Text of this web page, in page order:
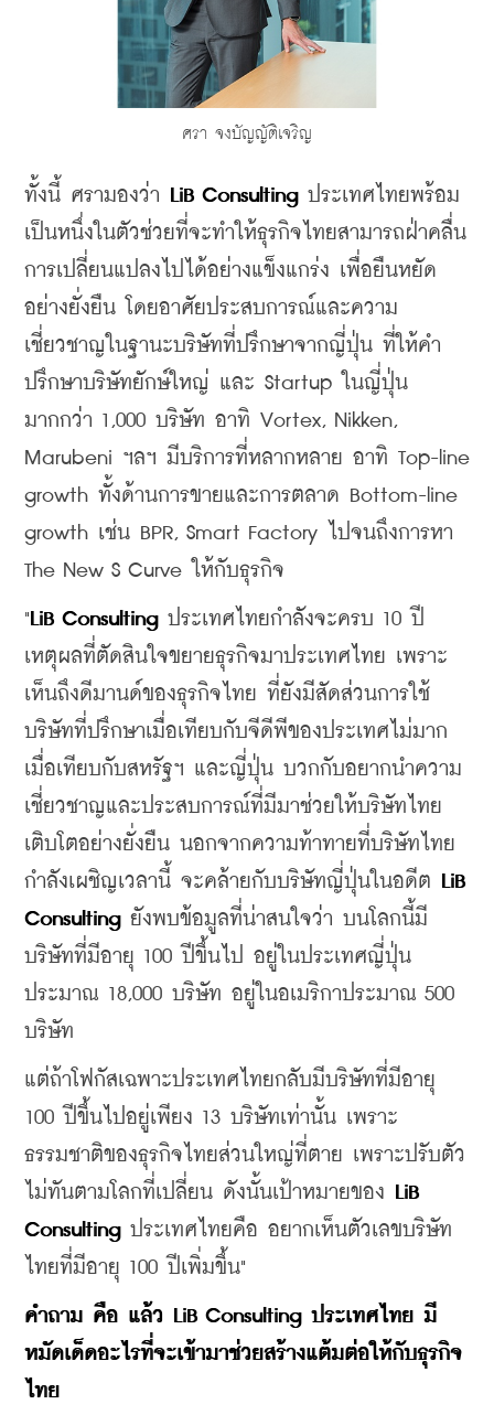
​ศรา จงบัญญัติเจริญ
ทั้งนี้ ศรามองว่า LiB Consulting ประเทศไทยพร้อม
เป็นหนึ่งในตัวช่วยที่จะทำให้ธุรกิจไทยสามารถฝ่าคลื่น
การเปลี่ยนแปลงไปได้อย่างแข็งแกร่ง เพื่อยืนหยัด
อย่างยั่งยืน โดยอาศัยประสบการณ์และความ
เชี่ยวชาญในฐานะบริษัทที่ปรึกษาจากญี่ปุ่น ที่ให้คำ
ปรึกษาบริษัทยักษ์ใหญ่ และ Startup ในญี่ปุ่น
มากกว่า 1,000 บริษัท อาทิ Vortex, Nikken,
Marubeni ฯลฯ มีบริการที่หลากหลาย อาทิ Top-line
growth ทั้งด้านการขายและการตลาด Bottom-line
growth เช่น BPR, Smart Factory ไปจนถึงการหา
The New S Curve ให้กับธุรกิจ
" LiB Consulting ประเทศไทยกำลังจะครบ 10 ปี
เหตุผลที่ตัดสินใจขยายธุรกิจมาประเทศไทย เพราะ
เห็นถึงดีมานด์ของธุรกิจไทย ที่ยังมีสัดส่วนการใช้
บริษัทที่ปรึกษาเมื่อเทียบกับจีดีพีของประเทศไม่มาก
เมื่อเทียบกับสหรัฐฯ และญี่ปุ่น บวกกับอยากนำความ
เชี่ยวชาญและประสบการณ์ที่มีมาช่วยให้บริษัทไทย
เติบโตอย่างยั่งยืน นอกจากความท้าทายที่บริษัทไทย
กำลังเผชิญเวลานี้ จะคล้ายกับบริษัทญี่ปุ่นในอดีต
LiB
Consulting ยังพบข้อมูลที่น่าสนใจว่า บนโลกนี้มี
บริษัทที่มีอายุ 100 ปีขึ้นไป อยู่ในประเทศญี่ปุ่น
ประมาณ 18,000 บริษัท อยู่ในอเมริกาประมาณ 500
บริษัท
แต่ถ้าโฟกัสเฉพาะประเทศไทยกลับมีบริษัทที่มีอายุ
100 ปีขึ้นไปอยู่เพียง 13 บริษัทเท่านั้น เพราะ
ธรรมชาติของธุรกิจไทยส่วนใหญ่ที่ตาย เพราะปรับตัว
ไม่ทันตามโลกที่เปลี่ยน ดังนั้นเป้าหมายของ
LiB
Consulting ประเทศไทยคือ อยากเห็นตัวเลขบริษัท
ไทยที่มีอายุ 100 ปีเพิ่มขึ้น"
​คำถาม คือ แล้ว LiB Consulting ประเทศไทย มี
หมัดเด็ดอะไรที่จะเข้ามาช่วยสร้างแต้มต่อให้กับธุรกิจ
ไทย